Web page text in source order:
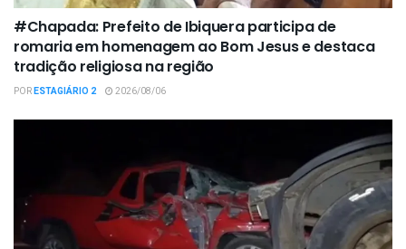
#Chapada: Prefeito de Ibiquera participa de
romaria em homenagem ao Bom Jesus e destaca
tradição religiosa na região
PORESTAGIÁRIO 2 2026/08/06